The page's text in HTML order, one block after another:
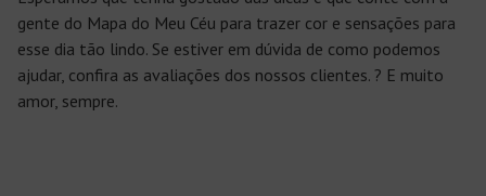
gente do Mapa do Meu Céu para trazer cor e sensações para
esse dia tão lindo. Se estiver em dúvida de como podemos
ajudar, confira as avaliações dos nossos clientes. ? E muito
amor, sempre.